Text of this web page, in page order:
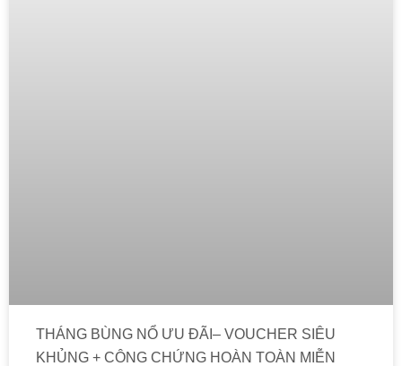
THÁNG BÙNG NỔ ƯU ĐÃI– VOUCHER SIÊU
KHỦNG + CÔNG CHỨNG HOÀN TOÀN MIỄN